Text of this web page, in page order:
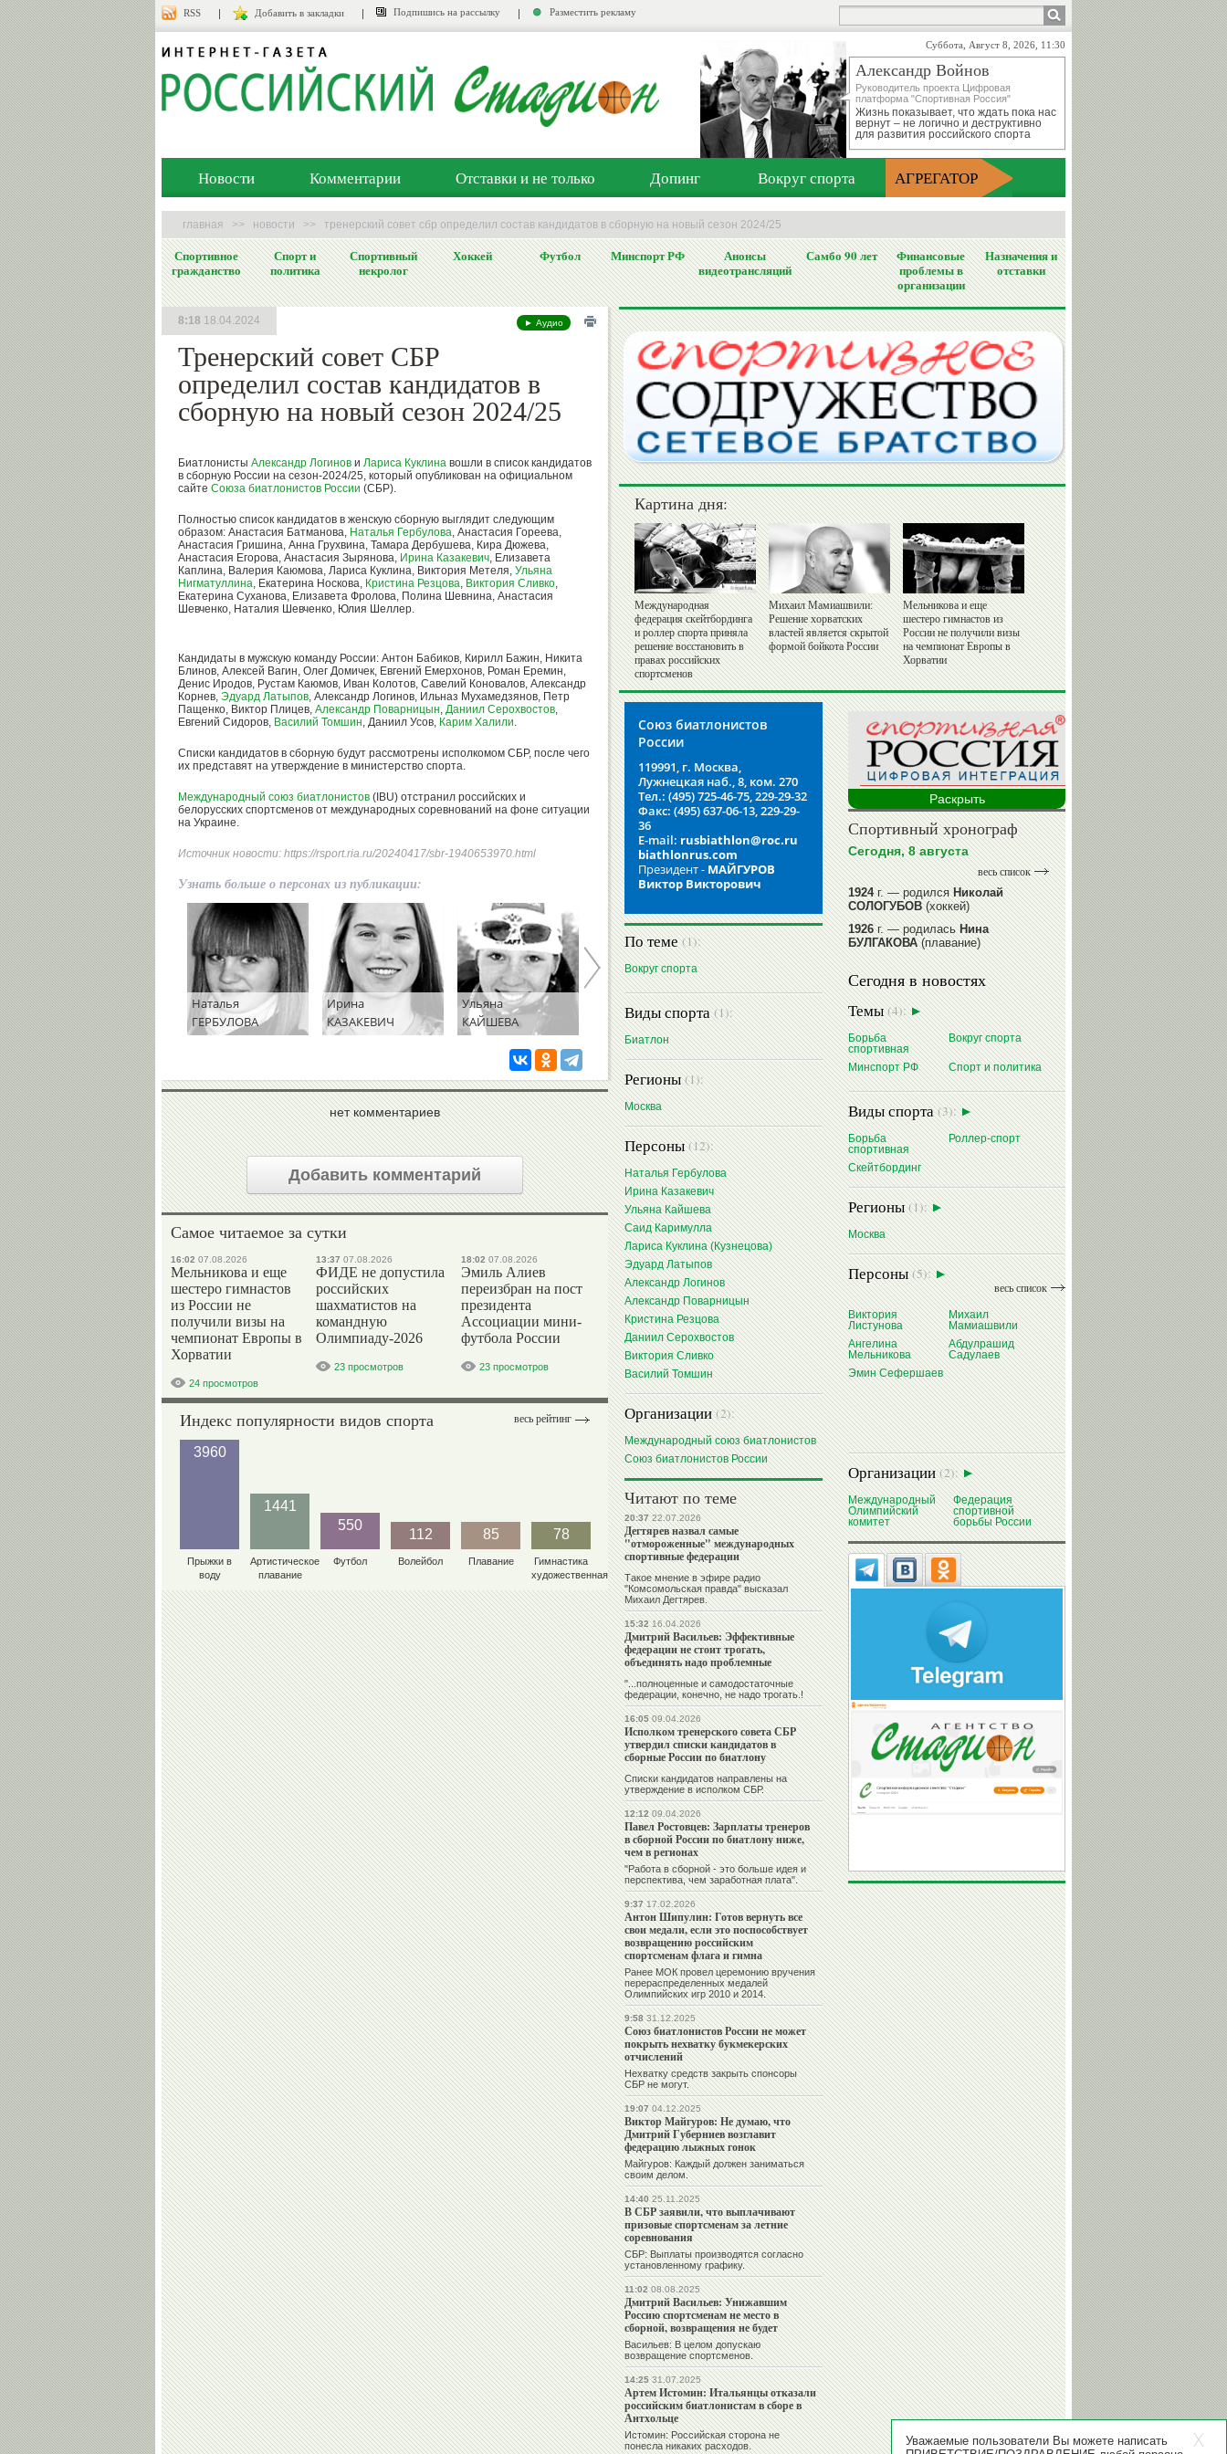
RSS Добавить в закладки Подпишись на рассылку Разместить рекламу
Суббота, Август 8, 2026, 11:30
Александр Войнов
Руководитель проекта Цифровая
платформа "Спортивная Россия"
Жизнь показывает, что ждать пока нас
вернут – не логично и деструктивно
для развития российского спорта
Новости Комментарии Отставки и не только Допинг Вокруг спорта АГРЕГАТОР
главная >> новости >> тренерский совет сбр определил состав кандидатов в сборную на новый сезон 2024/25
Спортивное
гражданство
Спорт и
политика
Спортивный
некролог
Хоккей Футбол Минспорт РФ
Анонсы
видеотрансляций
Самбо 90 лет
Финансовые
проблемы в
организации
Назначения и
отставки
► Аудио
Тренерский совет СБР
определил состав кандидатов в
сборную на новый сезон 2024/25
8:18 18.04.2024
Биатлонисты Александр Логинов и Лариса Куклина вошли в список кандидатов
в сборную России на сезон-2024/25, который опубликован на официальном
сайте Союза биатлонистов России (СБР).
Полностью список кандидатов в женскую сборную выглядит следующим
образом: Анастасия Батманова, Наталья Гербулова, Анастасия Гореева,
Анастасия Гришина, Анна Грухвина, Тамара Дербушева, Кира Дюжева,
Анастасия Егорова, Анастасия Зырянова, Ирина Казакевич, Елизавета
Каплина, Валерия Каюмова, Лариса Куклина, Виктория Метеля, Ульяна
Нигматуллина, Екатерина Носкова, Кристина Резцова, Виктория Сливко,
Екатерина Суханова, Елизавета Фролова, Полина Шевнина, Анастасия
Шевченко, Наталия Шевченко, Юлия Шеллер.
Кандидаты в мужскую команду России: Антон Бабиков, Кирилл Бажин, Никита
Блинов, Алексей Вагин, Олег Домичек, Евгений Емерхонов, Роман Еремин,
Денис Иродов, Рустам Каюмов, Иван Колотов, Савелий Коновалов, Александр
Корнев, Эдуард Латыпов, Александр Логинов, Ильназ Мухамедзянов, Петр
Пащенко, Виктор Плицев, Александр Поварницын, Даниил Серохвостов,
Евгений Сидоров, Василий Томшин, Даниил Усов, Карим Халили.
Списки кандидатов в сборную будут рассмотрены исполкомом СБР, после чего
их представят на утверждение в министерство спорта.
Международный союз биатлонистов (IBU) отстранил российских и
белорусских спортсменов от международных соревнований на фоне ситуации
на Украине.
Источник новости: https://rsport.ria.ru/20240417/sbr-1940653970.html
Узнать больше о персонах из публикации:
Наталья
ГЕРБУЛОВА
Ирина
КАЗАКЕВИЧ
Ульяна
КАЙШЕВА
Саид
КАРИМУЛЛА
Лариса
КУКЛИНА
Эдуард
ЛАТЫПОВ
Александр
ЛОГИНОВ
нет комментариев
Добавить комментарий
Самое читаемое за сутки
16:02 07.08.2026
Мельникова и еще
шестеро гимнастов
из России не
получили визы на
чемпионат Европы в
Хорватии
24 просмотров
13:37 07.08.2026
ФИДЕ не допустила
российских
шахматистов на
командную
Олимпиаду-2026
23 просмотров
18:02 07.08.2026
Эмиль Алиев
переизбран на пост
президента
Ассоциации мини-
футбола России
23 просмотров
весь рейтинг
Индекс популярности видов спорта
3960
Прыжки в
воду
1441
Артистическое
плавание
550
Футбол
112
Волейбол
85
Плавание
78
Гимнастика
художественная
Картина дня:
Международная
федерация скейтбординга
и роллер спорта приняла
решение восстановить в
правах российских
спортсменов
Михаил Мамиашвили:
Решение хорватских
властей является скрытой
формой бойкота России
Мельникова и еще
шестеро гимнастов из
России не получили визы
на чемпионат Европы в
Хорватии
Союз биатлонистов
России
119991, г. Москва,
Лужнецкая наб., 8, ком. 270
Тел.: (495) 725-46-75, 229-29-32
Факс: (495) 637-06-13, 229-29-
36
E-mail: rusbiathlon@roc.ru
biathlonrus.com
Президент - МАЙГУРОВ
Виктор Викторович
По теме(1):
Вокруг спорта
Виды спорта(1):
Биатлон
Регионы(1):
Москва
Персоны(12):
Наталья Гербулова
Ирина Казакевич
Ульяна Кайшева
Саид Каримулла
Лариса Куклина (Кузнецова)
Эдуард Латыпов
Александр Логинов
Александр Поварницын
Кристина Резцова
Даниил Серохвостов
Виктория Сливко
Василий Томшин
Организации(2):
Международный союз биатлонистов
Союз биатлонистов России
Читают по теме
20:3722.07.2026
Дегтярев назвал самые
"отмороженные" международных
спортивные федерации
Такое мнение в эфире радио
"Комсомольская правда" высказал
Михаил Дегтярев.
15:3216.04.2026
Дмитрий Васильев: Эффективные
федерации не стоит трогать,
объединять надо проблемные
"...полноценные и самодостаточные
федерации, конечно, не надо трогать.!
16:0509.04.2026
Исполком тренерского совета СБР
утвердил списки кандидатов в
сборные России по биатлону
Списки кандидатов направлены на
утверждение в исполком СБР.
12:1209.04.2026
Павел Ростовцев: Зарплаты тренеров
в сборной России по биатлону ниже,
чем в регионах
"Работа в сборной - это больше идея и
перспектива, чем заработная плата".
9:3717.02.2026
Антон Шипулин: Готов вернуть все
свои медали, если это поспособствует
возвращению российским
спортсменам флага и гимна
Ранее МОК провел церемонию вручения
перераспределенных медалей
Олимпийских игр 2010 и 2014.
9:5831.12.2025
Союз биатлонистов России не может
покрыть нехватку букмекерских
отчислений
Нехватку средств закрыть спонсоры
СБР не могут.
19:0704.12.2025
Виктор Майгуров: Не думаю, что
Дмитрий Губерниев возглавит
федерацию лыжных гонок
Майгуров: Каждый должен заниматься
своим делом.
14:4025.11.2025
В СБР заявили, что выплачивают
призовые спортсменам за летние
соревнования
СБР: Выплаты производятся согласно
установленному графику.
11:0208.08.2025
Дмитрий Васильев: Унижавшим
Россию спортсменам не место в
сборной, возвращения не будет
Васильев: В целом допускаю
возвращение спортсменов.
14:2531.07.2025
Артем Истомин: Итальянцы отказали
российским биатлонистам в сборе в
Антхольце
Истомин: Российская сторона не
понесла никаких расходов.
Раскрыть
Спортивный хронограф
Сегодня, 8 августа
весь список
1924г. — родилсяНиколай
СОЛОГУБОВ(хоккей)
1926г. — родиласьНина
БУЛГАКОВА(плавание)
1941г. — родиласьРавиля
ПРОКОПЕНКО (САЛИМОВА)
(баскетбол)
1964г. — родилсяНиколай
ЖУРАВСКИЙ(гребля на байдарках
и каноэ)
1964г. — родилсяЮрий ХМЫЛЕВ
(хоккей)
читать далее
Сегодня в новостях
Темы(4):
Борьба
спортивная
Вокруг спорта
Минспорт РФ Спорт и политика
Виды спорта(3):
Борьба
спортивная
Роллер-спорт
Скейтбординг
Регионы(1):
Москва
Персоны(5):
весь список
Виктория
Листунова
Михаил
Мамиашвили
Ангелина
Мельникова
Абдулрашид
Садулаев
Эмин Сефершаев
Организации(2):
Международный
Олимпийский
комитет
Федерация
спортивной
борьбы России
Уважаемые пользователи Вы можете написать